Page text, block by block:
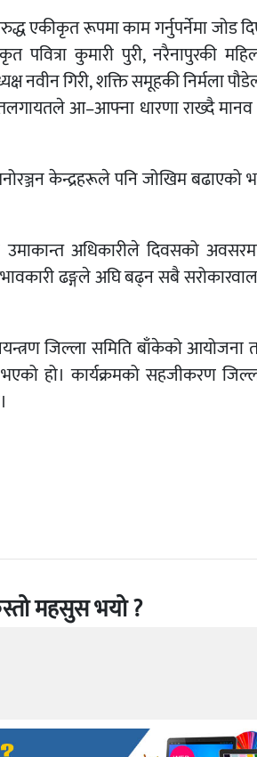
एकीकृत रूपमा काम गर्नुपर्नेमा जोड
पवित्रा कुमारी पुरी, नरैनापुरकी
नवीन गिरी, शक्ति समूहकी निर्मला
आ–आफ्ना धारणा राख्दै
केन्द्रहरूले पनि जोखिम बढाएको
अधिकारीले दिवसको
ढङ्गले अघि बढ्न सबै
जिल्ला समिति बाँकेको आयोजना
हो। कार्यक्रमको सहजीकरण
महसुस भयो ?